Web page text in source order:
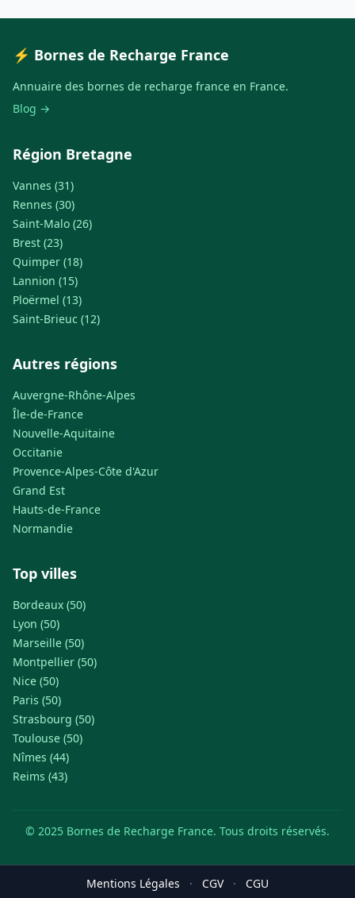
⚡ Bornes de Recharge France
Annuaire des bornes de recharge france en France.
Blog →
Région Bretagne
Vannes (31)
Rennes (30)
Saint-Malo (26)
Brest (23)
Quimper (18)
Lannion (15)
Ploërmel (13)
Saint-Brieuc (12)
Autres régions
Auvergne-Rhône-Alpes
Île-de-France
Nouvelle-Aquitaine
Occitanie
Provence-Alpes-Côte d'Azur
Grand Est
Hauts-de-France
Normandie
Top villes
Bordeaux (50)
Lyon (50)
Marseille (50)
Montpellier (50)
Nice (50)
Paris (50)
Strasbourg (50)
Toulouse (50)
Nîmes (44)
Reims (43)
© 2025 Bornes de Recharge France. Tous droits réservés.
Mentions Légales · CGV · CGU